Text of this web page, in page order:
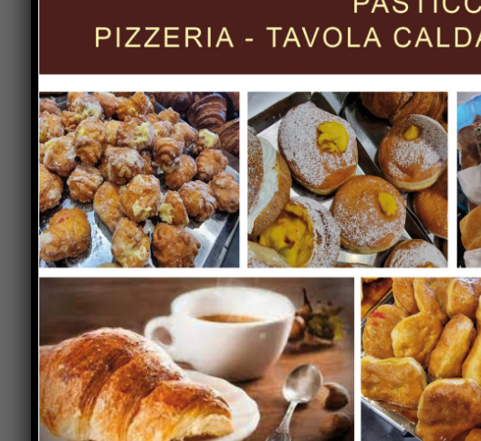
Golf: stagione al termine al Caldese,
Tommaso Guazzolini vince la
5°edizione del trofeo Sitrex